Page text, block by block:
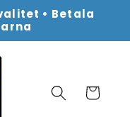
• Betala
Varukorg